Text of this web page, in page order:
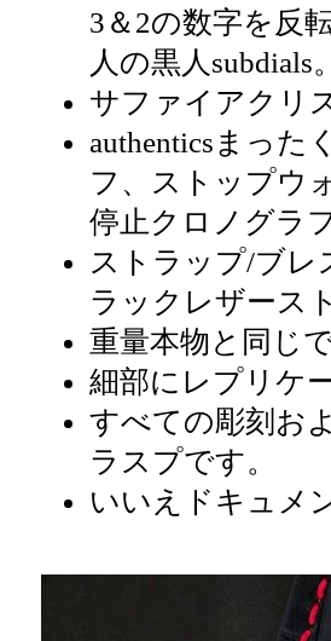
3＆2の数字を反
人の黒人subdials
サファイアクリ
authenticsまっ
フ、ストップウ
停止クロノグラ
ストラップ/ブレ
ラックレザース
重量本物と同じ
細部にレプリケ
すべての彫刻お
ラスプです。
いいえドキュメ